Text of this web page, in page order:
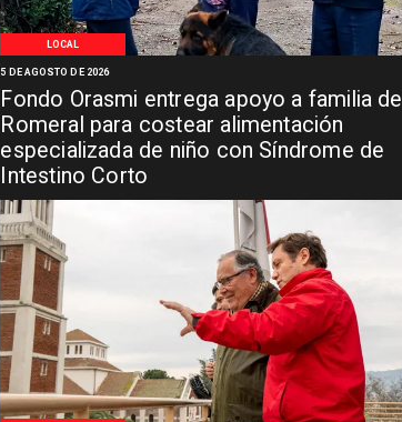
LOCAL
Fondo Orasmi entrega apoyo a familia de
Romeral para costear alimentación
especializada de niño con Síndrome de
Intestino Corto
5 DE AGOSTO DE 2026